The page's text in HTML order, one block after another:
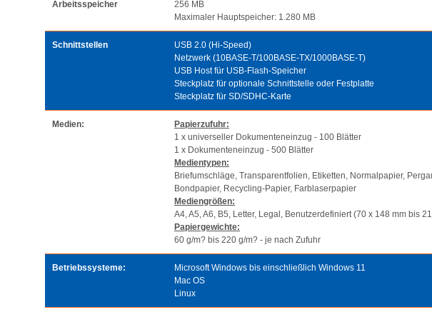
Arbeitsspeicher
256 MB
Maximaler Hauptspeicher: 1.280 MB
Schnittstellen
USB 2.0 (Hi-Speed)
Netzwerk (10BASE-T/100BASE-TX/1000BASE-T)
USB Host für USB-Flash-Speicher
Steckplatz für optionale Schnittstelle oder Festplatte
Steckplatz für SD/SDHC-Karte
Medien:
Papierzufuhr:
1 x universeller Dokumenteneinzug - 100 Blätter
1 x Dokumenteneinzug - 500 Blätter
Medientypen:
Briefumschläge, Transparentfolien, Etiketten, Normalpapier,
Bondpapier, Recycling-Papier, Farblaserpapier
Mediengrößen:
A4, A5, A6, B5, Letter, Legal, Benutzerdefiniert (70 x 148 mm bis
Papiergewichte:
60 g/m? bis 220 g/m? - je nach Zufuhr
Betriebssysteme:
Microsoft Windows bis einschließlich Windows 11
Mac OS
Linux